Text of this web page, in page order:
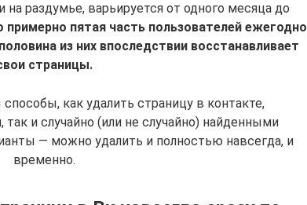
на раздумье, варьируется от одного месяца до
пятая часть пользователей ежегодно
из них впоследствии восстанавливает
страницы.
как удалить страницу в контакте,
и случайно (или не случайно) найденными
— можно удалить и полностью навсегда, и
временно.